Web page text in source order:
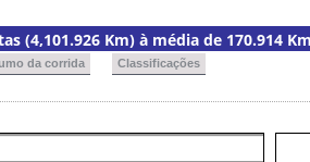
(4,101.926 Km) à média de 170.914
da corrida Classificações